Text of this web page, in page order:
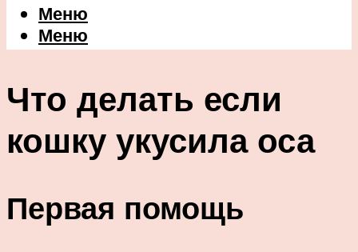
Меню
Меню
Что делать если
кошку укусила оса
Первая помощь